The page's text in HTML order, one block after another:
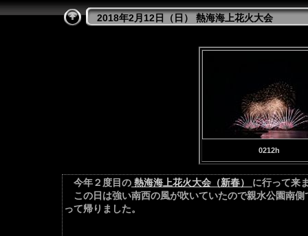
2018年2月12日（日） 熱海海上花火大会
0212h
今年２度目の 熱海海上花火大会（新春） に行って来
この日は強い南西の風が吹いていたので親水公園南
って帰りました。